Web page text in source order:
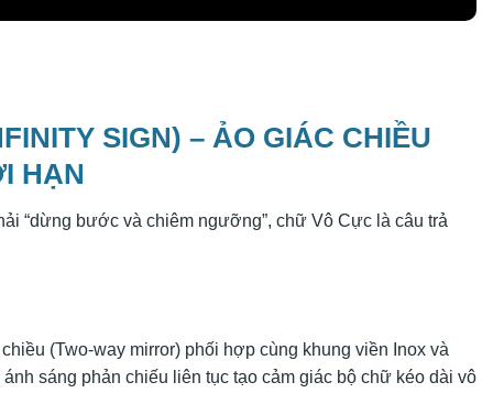
SIGN) – ẢO GIÁC CHIỀU
HẠN
“dừng bước và chiêm ngưỡng”, chữ Vô Cực là câu trả
(Two-way mirror) phối hợp cùng khung viền Inox và
sáng phản chiếu liên tục tạo cảm giác bộ chữ kéo dài vô